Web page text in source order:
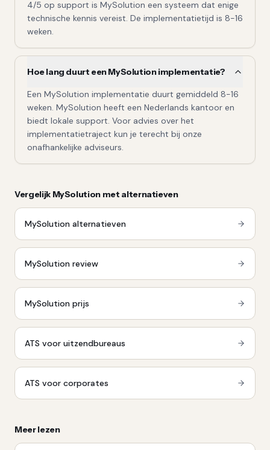
4/5 op support is MySolution een systeem dat enige
technische kennis vereist. De implementatietijd is 8-16
weken.
Hoe lang duurt een MySolution implementatie?
Een MySolution implementatie duurt gemiddeld 8-16
weken. MySolution heeft een Nederlands kantoor en
biedt lokale support. Voor advies over het
implementatietraject kun je terecht bij onze
onafhankelijke adviseurs.
Vergelijk MySolution met alternatieven
MySolution alternatieven
MySolution review
MySolution prijs
ATS voor uitzendbureaus
ATS voor corporates
Meer lezen